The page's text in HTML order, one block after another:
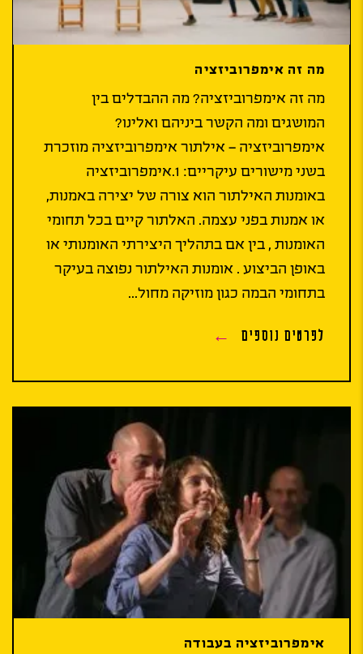
מה זה אימפרוביזציה
מה זה אימפרוביזציה? מה ההבדלים בין
המושגים ומה הקשר ביניהם ואלינו?
אימפרוביזציה – אילתור אימפרוביזציה מוזכרת
בשני מישורים עיקריים: 1.אימפרוביזציה
באומנות האילתור הוא צורה של יצירה באמנות,
או אמנות בפני עצמה. האלתור קיים בכל תחומי
האומנות , בין אם בתהליך היצירתי האומנותי או
באופן הביצוע . אומנות האילתור נפוצה בעיקר
בתחומי הבמה כגון מוזיקה מחול...
לפרטים נוספים
אימפרוביזציה בעבודה